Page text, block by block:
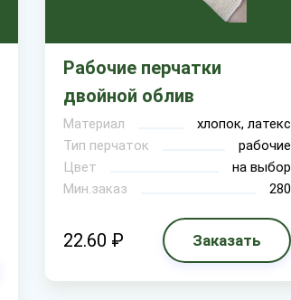
Рабочие перчатки
двойной облив
Материал
хлопок, латекс
Тип перчаток
рабочие
Цвет
на выбор
Мин.заказ
280
22.60 ₽ Заказать